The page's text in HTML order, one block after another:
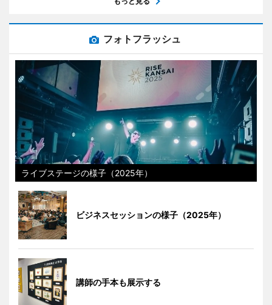
フォトフラッシュ
ライブステージの様子（2025年）
ビジネスセッションの様子（2025年）
講師の手本も展示する